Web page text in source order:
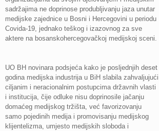
sadržajima ne doprinose produbljivanju jaza unutar
medijske zajednice u Bosni i Hercegovini u periodu
Covida-19, jednako teškog i izazovnog za sve
aktere na bosanskohercegovačkoj medijskoj sceni.
UO BH novinara podsjeća kako je posljednjih deset
godina medijska industrija u BiH slabila zahvaljujući
ciljanim i neracionalnim postupcima državnih vlasti
i institucija, čije odluke nisu doprinosile jačanju
domaćeg medijskog tržišta, već favorizovanju
samo pojedinih medija i promovisanju medijskog
klijentelizma, umjesto medijskih sloboda i